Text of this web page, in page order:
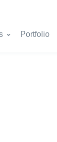
Portfolio